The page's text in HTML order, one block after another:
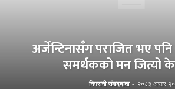
अर्जेन्टिनासँग पराजित भए
समर्थकको मन जित्यो
निगरानी संवाददाता - २०८३ असार २०